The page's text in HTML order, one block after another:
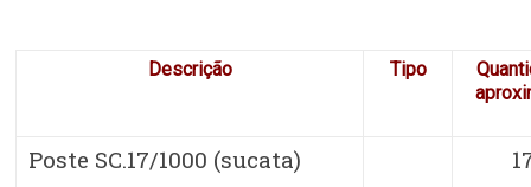
Descrição Tipo
Poste SC.17/1000 (sucata)